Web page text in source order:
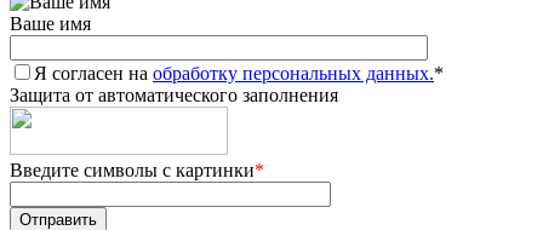
Ваше имя
Я согласен на обработку персональных данных.*
Защита от автоматического заполнения
Введите символы с картинки*